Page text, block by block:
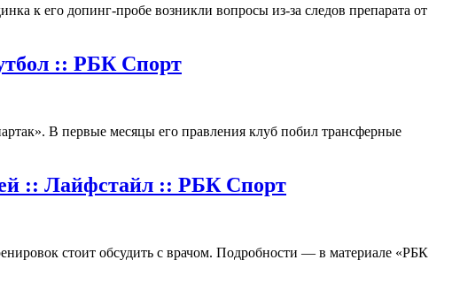
к его допинг-пробе возникли вопросы из-за следов препарата от
:: РБК Спорт
В первые месяцы его правления клуб побил трансферные
:: Лайфстайл :: РБК Спорт
стоит обсудить с врачом. Подробности — в материале «РБК